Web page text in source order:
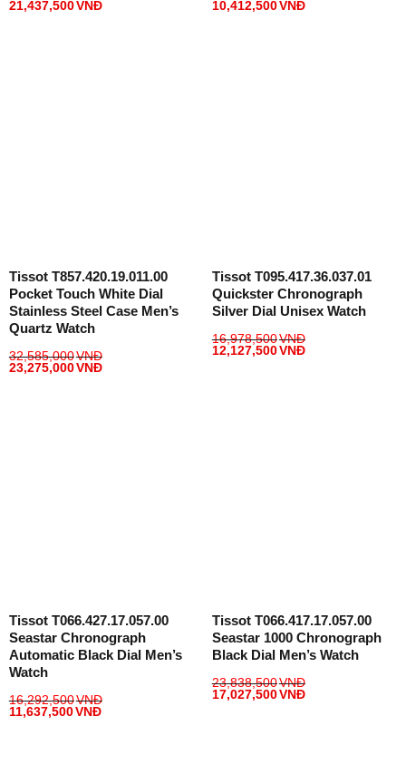
21,437,500VNĐ
10,412,500VNĐ
Tissot T857.420.19.011.00
Pocket Touch White Dial
Stainless Steel Case Men’s
Quartz Watch
32,585,000VNĐ
23,275,000VNĐ
Tissot T095.417.36.037.01
Quickster Chronograph
Silver Dial Unisex Watch
16,978,500VNĐ
12,127,500VNĐ
Tissot T066.427.17.057.00
Seastar Chronograph
Automatic Black Dial Men’s
Watch
16,292,500VNĐ
11,637,500VNĐ
Tissot T066.417.17.057.00
Seastar 1000 Chronograph
Black Dial Men’s Watch
23,838,500VNĐ
17,027,500VNĐ